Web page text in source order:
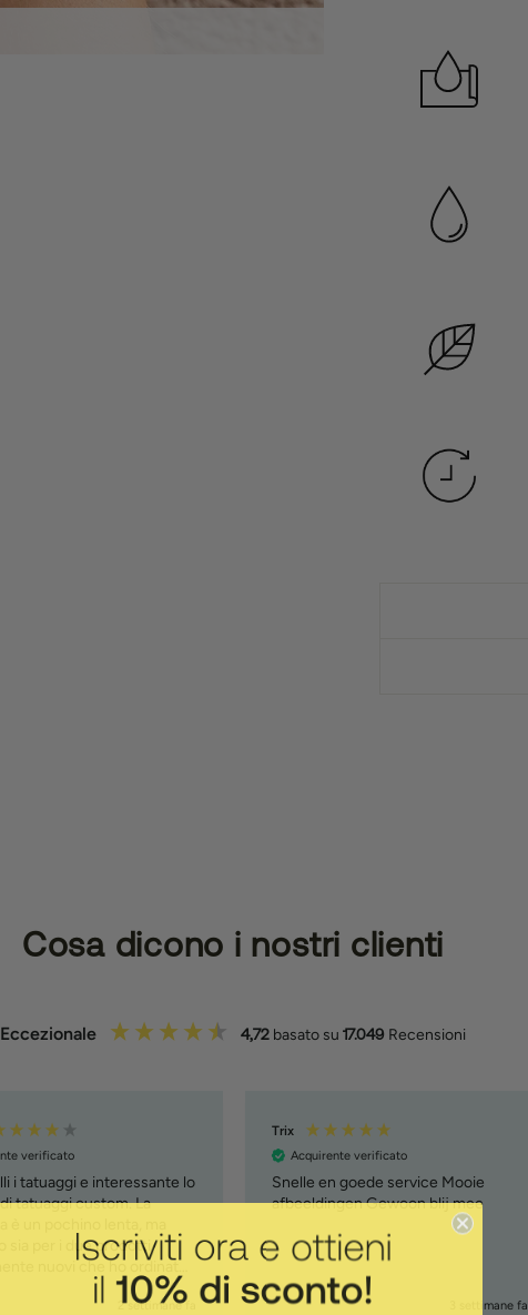
Cosa dicono i nostri clienti
Eccezionale 4,72 basato su 17.049 Recensioni
verificato
i tatuaggi e interessante lo
tatuaggi custom. La
è un pochino lenta, ma
sia per i due prodotti
nuovi che ho ordinato
tattoo e penna )
2 settimane fa
Trix
Acquirente verificato
Snelle en goede service Mooie
afbeeldingen Gewoon blij mee
3 settimane fa